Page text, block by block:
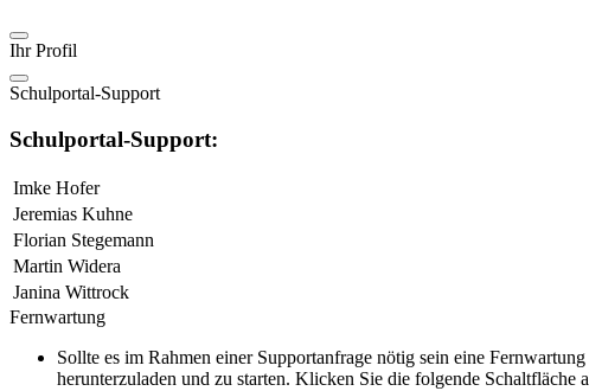
Ihr Profil
Schulportal-Support
Schulportal-Support:
Imke Hofer
Jeremias Kuhne
Florian Stegemann
Martin Widera
Janina Wittrock
Fernwartung
Sollte es im Rahmen einer Supportanfrage nötig sein eine
herunterzuladen und zu starten. Klicken Sie die folgende Schaltfläche